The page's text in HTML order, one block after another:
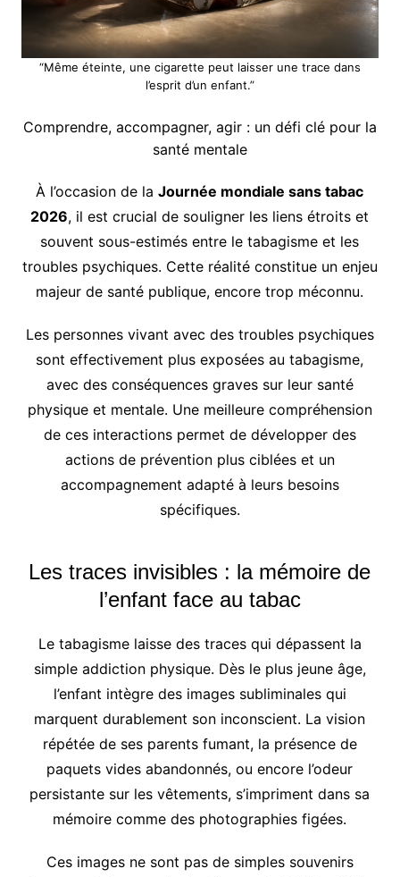
“Même éteinte, une cigarette peut laisser une trace dans
l’esprit d’un enfant.”
Comprendre, accompagner, agir : un défi clé pour la
santé mentale
À l’occasion de laJournée mondiale sans tabac
2026, il est crucial de souligner les liens étroits et
souvent sous-estimés entre le tabagisme et les
troubles psychiques. Cette réalité constitue un enjeu
majeur de santé publique, encore trop méconnu.
Les personnes vivant avec des troubles psychiques
sont effectivement plus exposées au tabagisme,
avec des conséquences graves sur leur santé
physique et mentale. Une meilleure compréhension
de ces interactions permet de développer des
actions de prévention plus ciblées et un
accompagnement adapté à leurs besoins
spécifiques.
Les traces invisibles : la mémoire de
l’enfant face au tabac
Le tabagisme laisse des traces qui dépassent la
simple addiction physique. Dès le plus jeune âge,
l’enfant intègre des images subliminales qui
marquent durablement son inconscient. La vision
répétée de ses parents fumant, la présence de
paquets vides abandonnés, ou encore l’odeur
persistante sur les vêtements, s’impriment dans sa
mémoire comme des photographies figées.
Ces images ne sont pas de simples souvenirs